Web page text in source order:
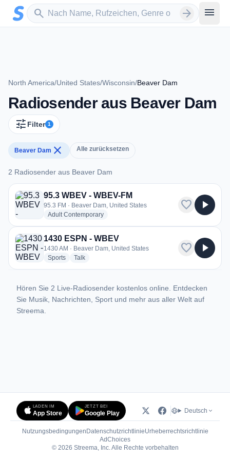
Zum Hauptinhalt springen
search
Sender suchen arrow_forward menu
North America/United States/Wisconsin/Beaver Dam
Radiosender aus Beaver Dam
tune Filter 1
Beaver Dam close Alle zurücksetzen
2 Radiosender aus Beaver Dam
2 Radiosender aus Beaver Dam
95.3 WBEV - WBEV-FM
95.3 FM · Beaver Dam, United States
Adult Contemporaryradio stations
favorite play_arrow
1430 ESPN - WBEV
1430 AM · Beaver Dam, United States
Sportsradio stations
Talkradio stations
favorite play_arrow
Hören Sie 2 Live-Radiosender kostenlos online. Entdecken
Sie Musik, Nachrichten, Sport und mehr aus aller Welt auf
Streema.
LADEN IM
App Store
JETZT BEI
Google Play Deutsch
Nutzungsbedingungen DatenschutzrichtlinieUrheberrechtsrichtlinie
AdChoices(öffnet in neuem Tab)
© 2026 Streema, Inc. Alle Rechte vorbehalten